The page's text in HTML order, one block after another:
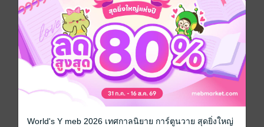
สวดมนต์เจ็ดตำนานแปล (ฉบับสหธรรมิก) แปลโดยอรรถ
และโดยยกศัพท์ ิ#book #books
=====================================
สวดมนต์เจ็ดตำนานแปล นำเสนอบทสวดมนต์เจ็ดตำนาน
๗ บท คือ มงคลสูตร, รัตนสูตร, กรณียเมตตสูตร, ขันธ
ปริตร, ฉัททันทปริตร, โมรปริตร และวัฏฏกปริตร (ตัดหัว
ท้ายของบทสวดที่ประกอบเข้ามาในเล่มออกทั้งหมด) ทั้งนี้มี
บทสวดมนต์หลัก ๗ บทพร้อมคำแปล(โดยอรรถและโดยยก
World's Y meb 2026 เทศกาลนิยาย การ์ตูนวาย สุดยิ่งใหญ่